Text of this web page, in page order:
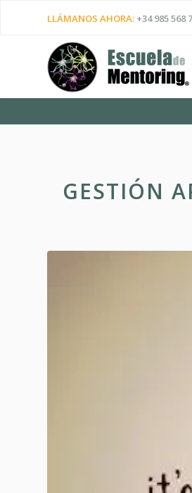
LLÁMANOS AHORA: +34 985 568
GESTIÓN